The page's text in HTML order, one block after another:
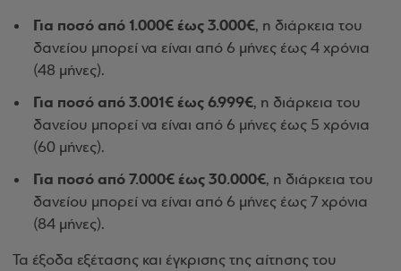
Για ποσό από 1.000€ έως 3.000€, η διάρκεια του
δανείου μπορεί να είναι από 6 μήνες έως 4 χρόνια
(48 μήνες).
Για ποσό από 3.001€ έως 6.999€, η διάρκεια του
δανείου μπορεί να είναι από 6 μήνες έως 5 χρόνια
(60 μήνες).
Για ποσό από 7.000€ έως 30.000€, η διάρκεια του
δανείου μπορεί να είναι από 6 μήνες έως 7 χρόνια
(84 μήνες).
Τα έξοδα εξέτασης και έγκρισης της αίτησης του